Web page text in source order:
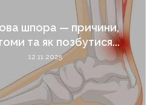
шпора — причини,
та як позбутися...
12.11.2025